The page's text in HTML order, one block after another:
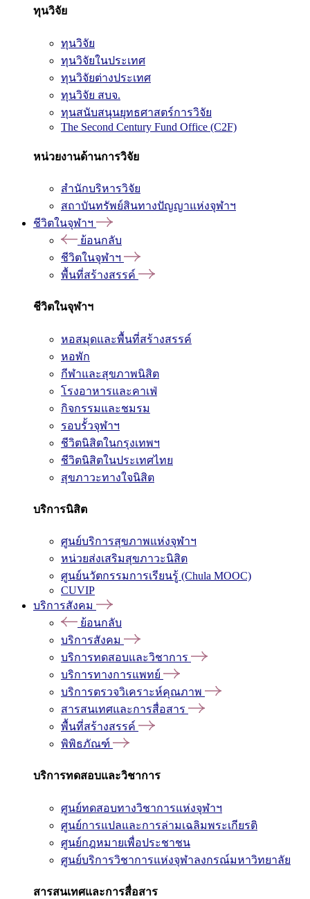
ทุนวิจัย
ทุนวิจัย
ทุนวิจัยในประเทศ
ทุนวิจัยต่างประเทศ
ทุนวิจัย สบจ.
ทุนสนับสนุนยุทธศาสตร์การวิจัย
The Second Century Fund Office (C2F)
หน่วยงานด้านการวิจัย
สำนักบริหารวิจัย
สถาบันทรัพย์สินทางปัญญาแห่งจุฬาฯ
ชีวิตในจุฬาฯ
ย้อนกลับ
ชีวิตในจุฬาฯ
พื้นที่สร้างสรรค์
ชีวิตในจุฬาฯ
หอสมุดและพื้นที่สร้างสรรค์
หอพัก
กีฬาและสุขภาพนิสิต
โรงอาหารและคาเฟ่
กิจกรรมและชมรม
รอบรั้วจุฬาฯ
ชีวิตนิสิตในกรุงเทพฯ
ชีวิตนิสิตในประเทศไทย
สุขภาวะทางใจนิสิต
บริการนิสิต
ศูนย์บริการสุขภาพแห่งจุฬาฯ
หน่วยส่งเสริมสุขภาวะนิสิต
ศูนย์นวัตกรรมการเรียนรู้ (Chula MOOC)
CUVIP
บริการสังคม
ย้อนกลับ
บริการสังคม
บริการทดสอบและวิชาการ
บริการทางการแพทย์
บริการตรวจวิเคราะห์คุณภาพ
สารสนเทศและการสื่อสาร
พื้นที่สร้างสรรค์
พิพิธภัณฑ์
บริการทดสอบและวิชาการ
ศูนย์ทดสอบทางวิชาการแห่งจุฬาฯ
ศูนย์การแปลและการล่ามเฉลิมพระเกียรติ
ศูนย์กฎหมายเพื่อประชาชน
ศูนย์บริการวิชาการแห่งจุฬาลงกรณ์มหาวิทยาลัย
สารสนเทศและการสื่อสาร